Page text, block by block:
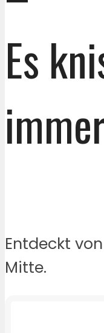
Es
Entdeckt
Mitte.